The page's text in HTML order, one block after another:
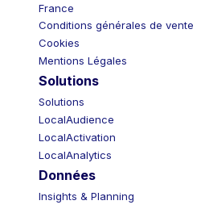
France
Conditions générales de vente
Cookies
Mentions Légales
Solutions
Solutions
LocalAudience
LocalActivation
LocalAnalytics
Données
Insights & Planning